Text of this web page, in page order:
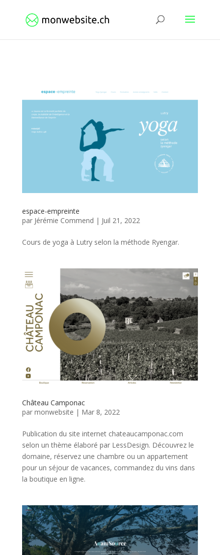
espace-empreinte
par Jérémie Commend | Juil 21, 2022
Cours de yoga à Lutry selon la méthode Ryengar.
Château Camponac
par monwebsite | Mar 8, 2022
Publication du site internet chateaucamponac.com
selon un thème élaboré par LessDesign. Découvrez le
domaine, réservez une chambre ou un appartement
pour un séjour de vacances, commandez du vins dans
la boutique en ligne.